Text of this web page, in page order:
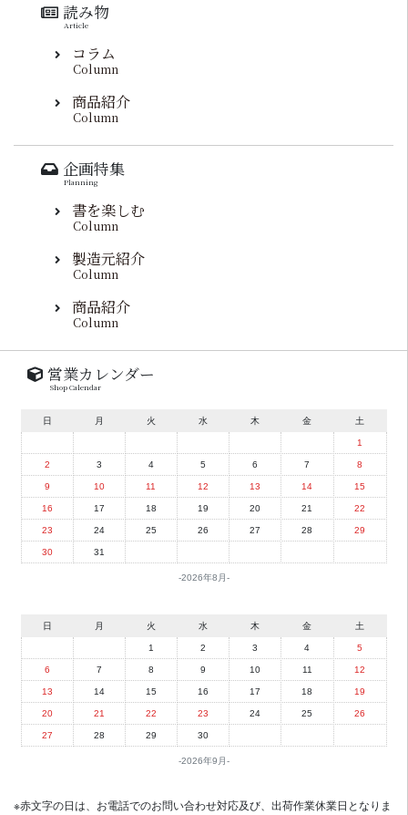
読み物
Article
コラム
Column
商品紹介
Column
企画特集
Planning
書を楽しむ
Column
製造元紹介
Column
商品紹介
Column
営業カレンダー
Shop Calendar
2026年8月
日 月 火 水 木 金 土
1
2 3 4 5 6 7 8
9 10 11 12 13 14 15
16 17 18 19 20 21 22
23 24 25 26 27 28 29
30 31
2026年9月
日 月 火 水 木 金 土
1 2 3 4 5
6 7 8 9 10 11 12
13 14 15 16 17 18 19
20 21 22 23 24 25 26
27 28 29 30
※赤文字の日は、お電話でのお問い合わせ対応及び、出荷作業休業日となりま